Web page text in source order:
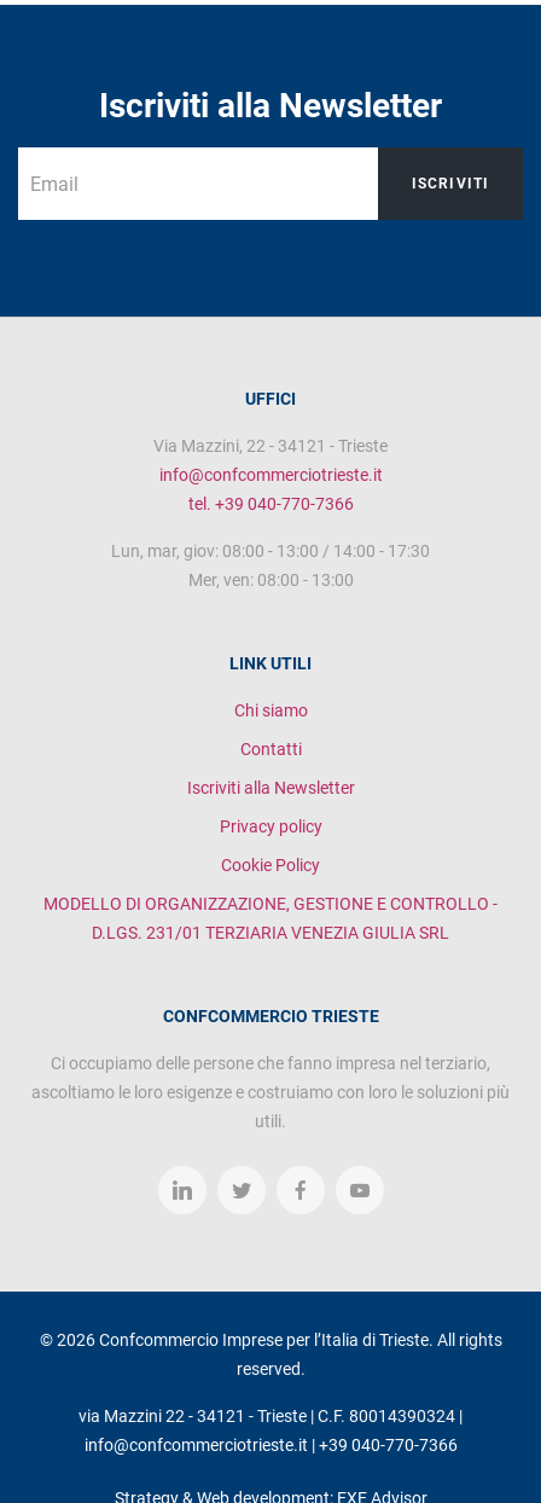
Iscriviti alla Newsletter
ISCRIVITI
UFFICI
Via Mazzini, 22 - 34121 - Trieste
info@confcommerciotrieste.it
tel. +39 040-770-7366
Lun, mar, giov: 08:00 - 13:00 / 14:00 - 17:30
Mer, ven: 08:00 - 13:00
LINK UTILI
Chi siamo
Contatti
Iscriviti alla Newsletter
Privacy policy
Cookie Policy
MODELLO DI ORGANIZZAZIONE, GESTIONE E CONTROLLO -
D.LGS. 231/01 TERZIARIA VENEZIA GIULIA SRL
CONFCOMMERCIO TRIESTE
Ci occupiamo delle persone che fanno impresa nel terziario,
ascoltiamo le loro esigenze e costruiamo con loro le soluzioni più
utili.
© 2026 Confcommercio Imprese per l’Italia di Trieste. All rights
reserved.
via Mazzini 22 - 34121 - Trieste | C.F. 80014390324 |
info@confcommerciotrieste.it |+39 040-770-7366
Strategy & Web development: EXE Advisor